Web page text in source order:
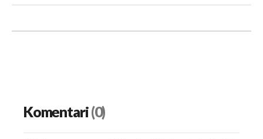
Komentari(0)